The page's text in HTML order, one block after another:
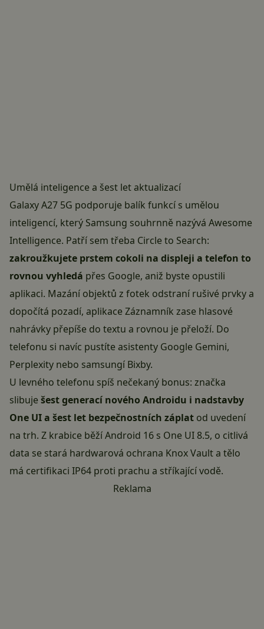
Umělá inteligence a šest let aktualizací
Galaxy A27 5G podporuje balík funkcí s umělou
inteligencí, který Samsung souhrnně nazývá Awesome
Intelligence. Patří sem třeba Circle to Search:
zakroužkujete prstem cokoli na displeji a telefon to
rovnou vyhledá přes Google, aniž byste opustili
aplikaci. Mazání objektů z fotek odstraní rušivé prvky a
dopočítá pozadí, aplikace Záznamník zase hlasové
nahrávky přepíše do textu a rovnou je přeloží. Do
telefonu si navíc pustíte asistenty Google Gemini,
Perplexity nebo samsungí Bixby.
U levného telefonu spíš nečekaný bonus: značka
slibuješest generací nového Androidu i nadstavby
One UI a šest let bezpečnostních záplat od uvedení
na trh. Z krabice běží Android 16 s One UI 8.5, o citlivá
data se stará hardwarová ochrana Knox Vault a tělo
má certifikaci IP64 proti prachu a stříkající vodě.
Reklama